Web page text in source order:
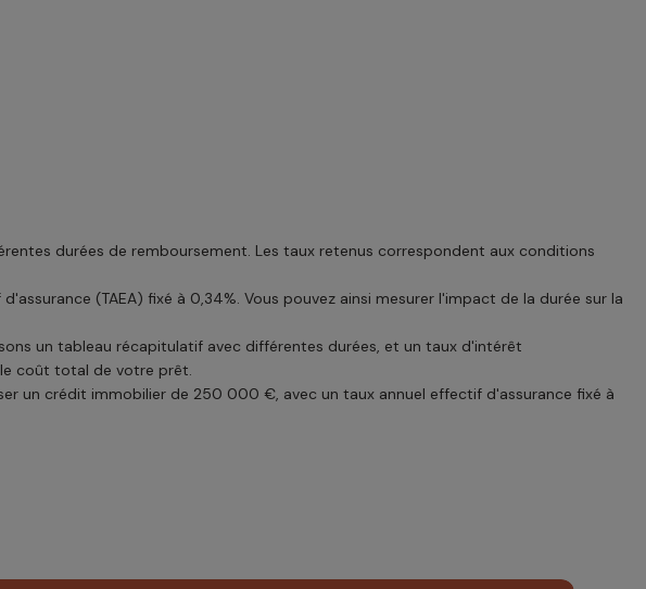
durées de remboursement. Les taux retenus correspondent aux conditions
(TAEA) fixé à 0,34%. Vous pouvez ainsi mesurer l'impact de la durée sur la
un tableau récapitulatif avec différentes durées, et un taux d'intérêt
coût total de votre prêt.
un crédit immobilier de 250 000 €, avec un taux annuel effectif d'assurance fixé à